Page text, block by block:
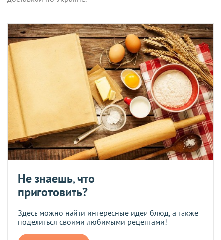
Не знаешь, что
приготовить?
Здесь можно найти интересные идеи блюд, а также
поделиться своими любимыми рецептами!